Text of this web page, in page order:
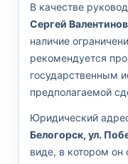
В качестве
Сергей
наличие
рекомендуется
государственным
предполагаемой
Юридический
Белогорск, ул.
виде, в котором